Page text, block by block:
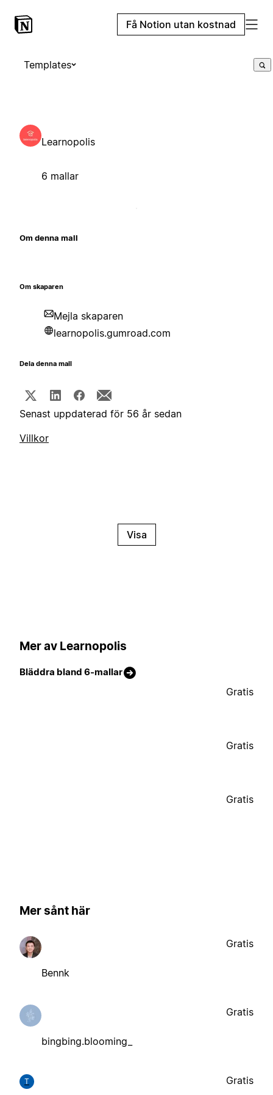
Få Notion utan kostnad
Templates
Learnopolis
6 mallar
Om denna mall
Om skaparen
Mejla skaparen
learnopolis.gumroad.com
Dela denna mall
Senast uppdaterad för 56 år sedan
Villkor
Visa
Mer av Learnopolis
Bläddra bland 6-mallar
Gratis
Gratis
Gratis
Mer sånt här
Bennk
Gratis
bingbing.blooming_
Gratis
T Gratis